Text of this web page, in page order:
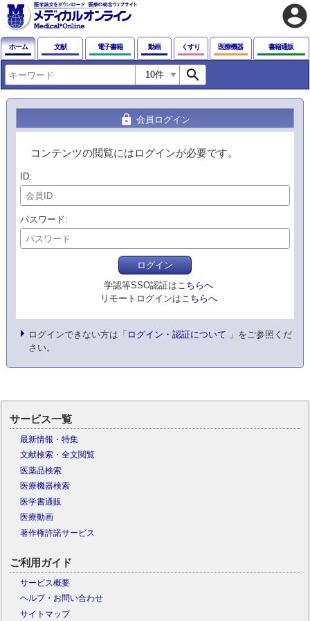
account_circle
ホーム 文献 電子書籍 動画 くすり 医療機器 書籍通販
search
lock 会員ログイン
コンテンツの閲覧にはログインが必要です。
ID
パスワード
ログイン
学認等SSO認証はこちらへ
リモートログインはこちらへ
ログインできない方は「 ログイン・認証について 」をご参照くだ
さい。
サービス一覧
最新情報・特集
文献検索・全文閲覧
医薬品検索
医療機器検索
医学書通販
医療動画
著作権許諾サービス
ご利用ガイド
サービス概要
ヘルプ・お問い合わせ
サイトマップ